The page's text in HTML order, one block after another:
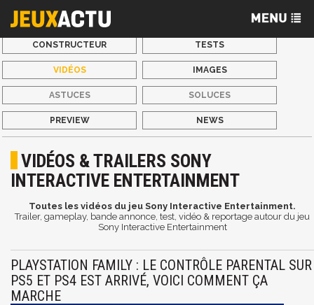
CONSTRUCTEUR TESTS
VIDÉOS IMAGES
ASTUCES SOLUCES
PREVIEW NEWS
VIDÉOS & TRAILERS SONY
INTERACTIVE ENTERTAINMENT
Toutes les vidéos du jeu Sony Interactive Entertainment.
Trailer, gameplay, bande annonce, test, vidéo & reportage autour du jeu
Sony Interactive Entertainment
PLAYSTATION FAMILY : LE CONTRÔLE PARENTAL SUR
PS5 ET PS4 EST ARRIVÉ, VOICI COMMENT ÇA
MARCHE